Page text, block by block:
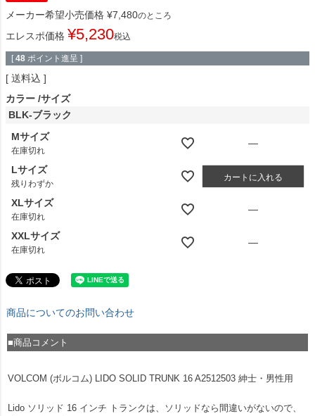
メーカー希望小売価格 ¥7,480のところ
エレスポ価格 ¥5,230税込
[ 48 ポイント進呈 ]
送料込
カラー サイズ
BLK-ブラック
Mサイズ
在庫切れ
—
Lサイズ
残りわずか
カートに入れる
XLサイズ
在庫切れ
—
XXLサイズ
在庫切れ
—
商品についてのお問い合わせ
■商品コメント
VOLCOM (ボルコム) LIDO SOLID TRUNK 16 A2512503 紳士・男性用
Lido ソリッド 16 インチ トランクは、ソリッドなら間違いがないので、